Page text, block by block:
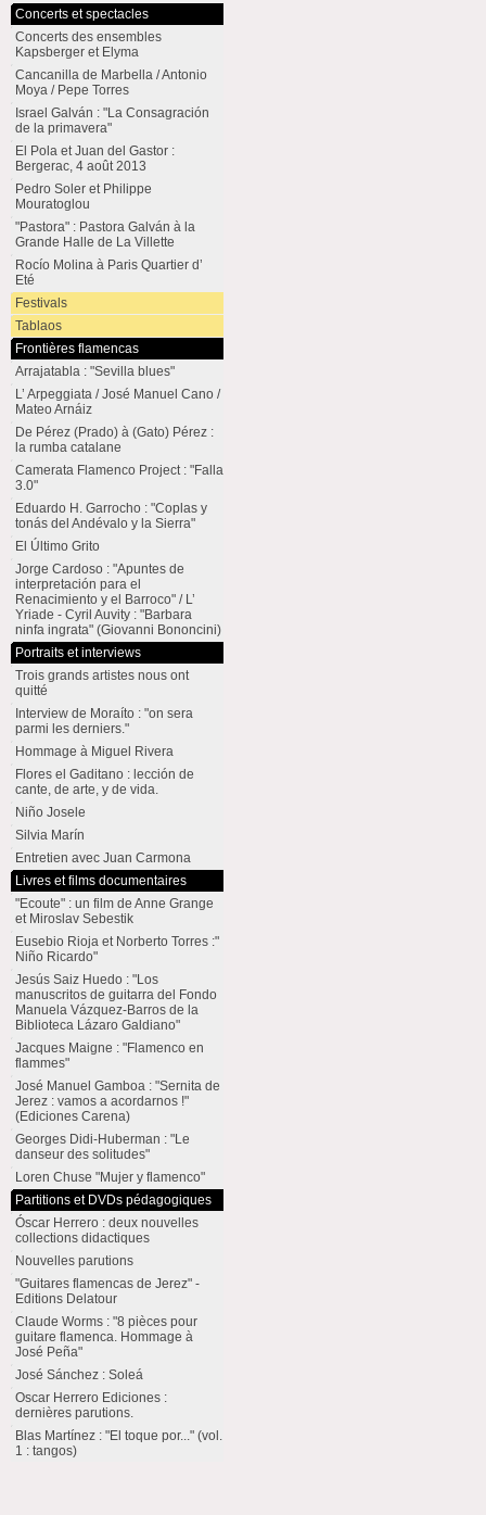
Concerts et spectacles
Concerts des ensembles
Kapsberger et Elyma
Cancanilla de Marbella / Antonio
Moya / Pepe Torres
Israel Galván : "La Consagración
de la primavera"
El Pola et Juan del Gastor :
Bergerac, 4 août 2013
Pedro Soler et Philippe
Mouratoglou
"Pastora" : Pastora Galván à la
Grande Halle de La Villette
Rocío Molina à Paris Quartier d’
Eté
Festivals
Tablaos
Frontières flamencas
Arrajatabla : "Sevilla blues"
L’ Arpeggiata / José Manuel Cano /
Mateo Arnáiz
De Pérez (Prado) à (Gato) Pérez :
la rumba catalane
Camerata Flamenco Project : "Falla
3.0"
Eduardo H. Garrocho : "Coplas y
tonás del Andévalo y la Sierra"
El Último Grito
Jorge Cardoso : "Apuntes de
interpretación para el
Renacimiento y el Barroco" / L’
Yriade - Cyril Auvity : "Barbara
ninfa ingrata" (Giovanni Bononcini)
Portraits et interviews
Trois grands artistes nous ont
quitté
Interview de Moraíto : "on sera
parmi les derniers."
Hommage à Miguel Rivera
Flores el Gaditano : lección de
cante, de arte, y de vida.
Niño Josele
Silvia Marín
Entretien avec Juan Carmona
Livres et films documentaires
"Ecoute" : un film de Anne Grange
et Miroslav Sebestik
Eusebio Rioja et Norberto Torres :"
Niño Ricardo"
Jesús Saiz Huedo : "Los
manuscritos de guitarra del Fondo
Manuela Vázquez-Barros de la
Biblioteca Lázaro Galdiano"
Jacques Maigne : "Flamenco en
flammes"
José Manuel Gamboa : "Sernita de
Jerez : vamos a acordarnos !"
(Ediciones Carena)
Georges Didi-Huberman : "Le
danseur des solitudes"
Loren Chuse "Mujer y flamenco"
Partitions et DVDs pédagogiques
Óscar Herrero : deux nouvelles
collections didactiques
Nouvelles parutions
"Guitares flamencas de Jerez" -
Editions Delatour
Claude Worms : "8 pièces pour
guitare flamenca. Hommage à
José Peña"
José Sánchez : Soleá
Oscar Herrero Ediciones :
dernières parutions.
Blas Martínez : "El toque por..." (vol.
1 : tangos)